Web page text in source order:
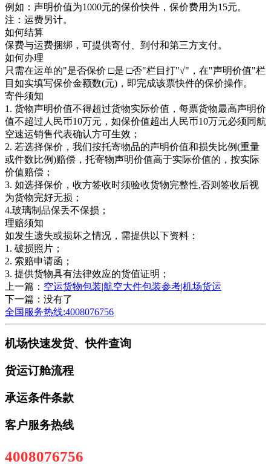
例如：声明价值为1000元的保价快件，保价费用为15元。
注：运费另计。
如何结算
保费与运费捆绑，可提供寄付、到付和第三方支付。
如何办理
只需在运单的"是否保价 □是 □否"栏目打"√"，在"声明价值"栏
目如实填写保价金额数(元)，即完成该票快件的保价操作。
寄件须知
1. 货物声明价值不得超过货物实际价值，每票货物最高声明价
值不超过人民币10万元，如保价值超出人民币10万元必须同航
空速运销售代表确认方可生效；
2. 若选择保价，我们按托寄物品的声明价值和损失比例(重量
或件数比例)赔偿，托寄物声明价值高于实际价值的，按实际
价值赔偿；
3. 如选择保价，收方签收时须验收货物完整性,否则签收后视
为货物完好无损；
4.玻璃制品保丢不保损；
理赔须知
如发生遗失或损坏之情况，需提供以下资料：
1. 破损照片；
2. 索赔申请函；
3. 提供货物具有法律效应的货值证明；
上一篇： 空运货物包装|航空大件包装参考|机场货运
下一篇：没有了
全国服务热线:4008076756
机场快速发货、快件查询
货运订舱流程
承运条件条款
客户服务热线
4008076756